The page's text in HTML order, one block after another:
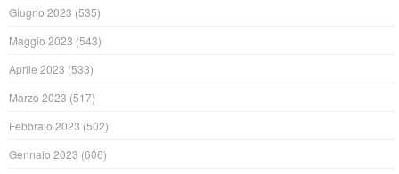
Giugno 2023 (535)
Maggio 2023 (543)
Aprile 2023 (533)
Marzo 2023 (517)
Febbraio 2023 (502)
Gennaio 2023 (606)